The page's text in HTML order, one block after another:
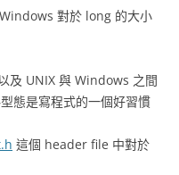
對於 long 的大小
及 UNIX 與 Windows 之間
態是寫程式的一個好習慣
這個 header file 中對於